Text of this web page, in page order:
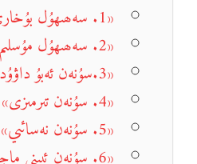
«1. سەھىھۇل بۇخارى»
«2. سەھىھۇل مۇسلىم»
«3.سۇنەن ئەبۇ داۋۇد»
«4. سۇنەن تىرمىزى»
«5. سۇنەن نەسائىي»